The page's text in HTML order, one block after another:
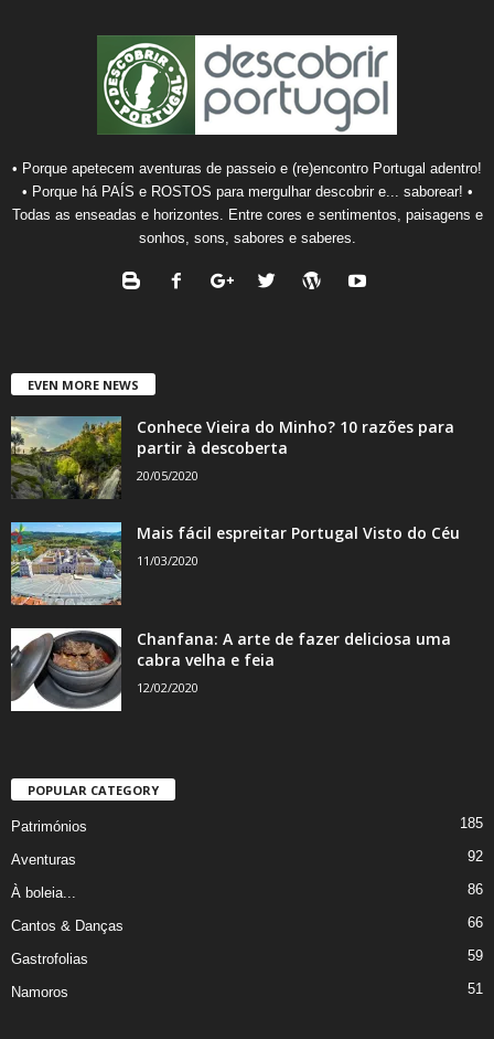
• Porque apetecem aventuras de passeio e (re)encontro Portugal adentro!
• Porque há PAÍS e ROSTOS para mergulhar descobrir e... saborear! •
Todas as enseadas e horizontes. Entre cores e sentimentos, paisagens e
sonhos, sons, sabores e saberes.
EVEN MORE NEWS
Conhece Vieira do Minho? 10 razões para
partir à descoberta
20/05/2020
Mais fácil espreitar Portugal Visto do Céu
11/03/2020
Chanfana: A arte de fazer deliciosa uma
cabra velha e feia
12/02/2020
POPULAR CATEGORY
Patrimónios 185
Aventuras 92
À boleia... 86
Cantos & Danças 66
Gastrofolias 59
Namoros 51